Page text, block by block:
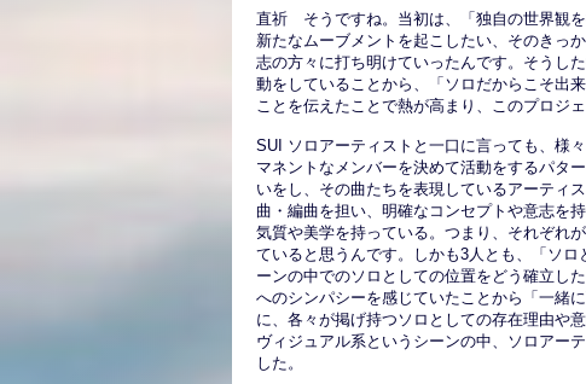
直祈 そうですね。当初は、「独自の世界観
新たなムーブメントを起こしたい、そのきっ
志の方々に打ち明けていったんです。そうし
動をしていることから、「ソロだからこそ出
ことを伝えたことで熱が高まり、このプロジ
SUI ソロアーティストと一口に言っても、様
マネントなメンバーを決めて活動をするパタ
いをし、その曲たちを表現しているアーティ
曲・編曲を担い、明確なコンセプトや意志を
気質や美学を持っている。つまり、それぞれ
ていると思うんです。しかも3人とも、「ソ
ーンの中でのソロとしての位置をどう確立し
へのシンパシーを感じていたことから「一緒
に、各々が掲げ持つソロとしての存在理由や
ヴィジュアル系というシーンの中、ソロアー
した。